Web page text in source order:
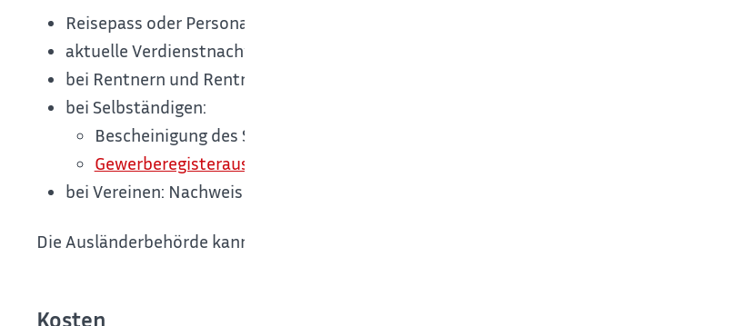
Reisepass oder Personalausweis
aktuelle Verdienstnachweise der letzten drei Monate des Einladenden oder der
bei Rentnern und Rentnerinnen: Rentenbescheid
bei Selbständigen:
Bescheinigung des Steuerberaters oder der Steuerberaterin über das
Gewerberegisterauszug
bei Vereinen: Nachweis über das Vereinsvermögen
Die Ausländerbehörde kann weitere Nachweise wie beispielsweise Nachweise über
Kosten